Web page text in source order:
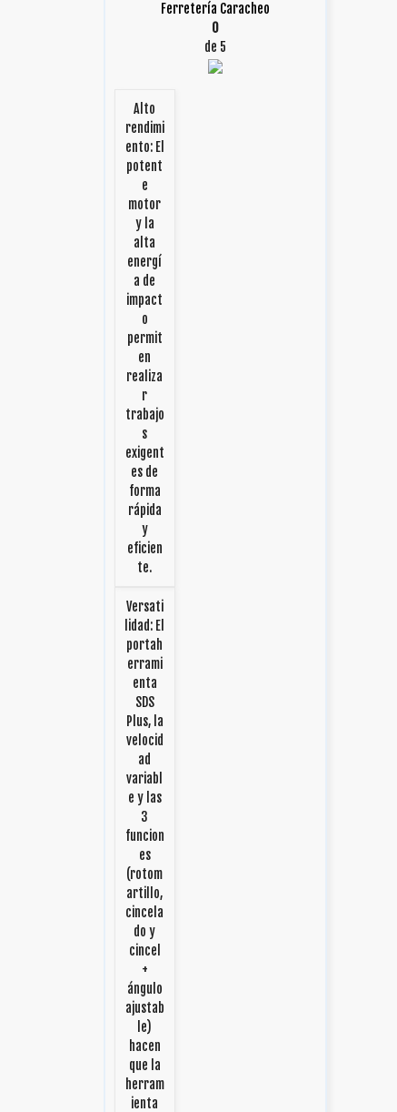
Ferretería Caracheo
0
de 5
Alto
rendimi
ento: El
potent
e
motor
y la
alta
energí
a de
impact
o
permit
en
realiza
r
trabajo
s
exigent
es de
forma
rápida
y
eficien
te.
Versati
lidad: El
portah
errami
enta
SDS
Plus, la
velocid
ad
variabl
e y las
3
funcion
es
(rotom
artillo,
cincela
do y
cincel
+
ángulo
ajustab
le)
hacen
que la
herram
ienta